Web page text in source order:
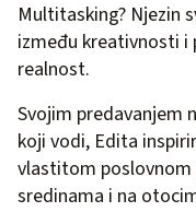
Multitasking? Njezin
između kreativnosti i
realnost.
Svojim predavanjem
koji vodi, Edita
vlastitom
sredinama i na